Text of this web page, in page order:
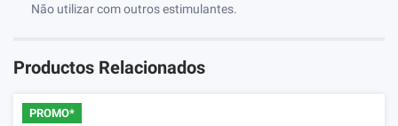
Não utilizar com outros estimulantes.
Productos Relacionados
PROMO*